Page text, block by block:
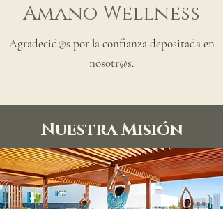
Amano Wellness
Agradecid@s por la confianza depositada en
nosotr@s.
Nuestra Misión